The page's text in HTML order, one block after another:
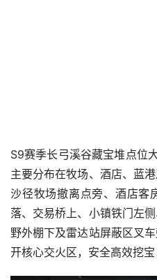
S9赛季长弓溪谷藏宝堆点位
主要分布在牧场、酒店、蓝
沙径牧场撤离点旁、酒店客
落、交易桥上、小镇铁门左
野外棚下及雷达站屏蔽区叉
开核心交火区，安全高效挖宝